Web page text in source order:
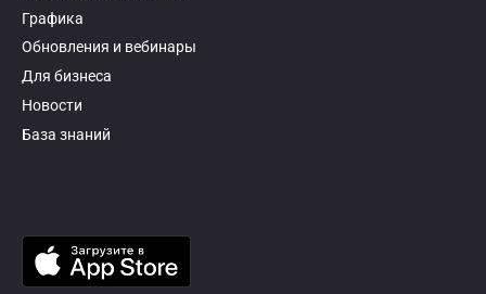
Графика
Обновления и вебинары
Для бизнеса
Новости
База знаний